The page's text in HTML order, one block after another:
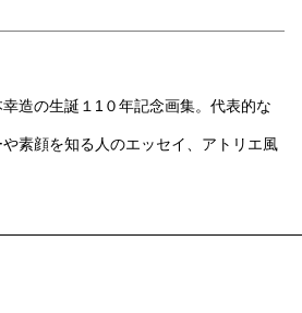
造の生誕１1０年記念画集。代表的な
素顔を知る人のエッセイ、アトリエ風